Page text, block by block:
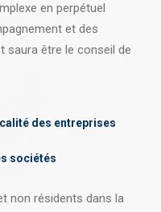
en perpétuel
et des
saura être le conseil de
des entreprises
sociétés
non résidents dans la